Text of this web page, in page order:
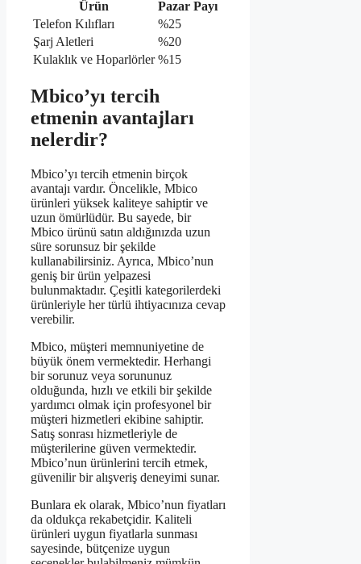
Ürün
Pazar Payı
Telefon Kılıfları
%25
Şarj Aletleri
%20
Kulaklık ve Hoparlörler %15
Mbico’yı tercih
etmenin avantajları
nelerdir?
Mbico’yı tercih etmenin birçok
avantajı vardır. Öncelikle, Mbico
ürünleri yüksek kaliteye sahiptir ve
uzun ömürlüdür. Bu sayede, bir
Mbico ürünü satın aldığınızda uzun
süre sorunsuz bir şekilde
kullanabilirsiniz. Ayrıca, Mbico’nun
geniş bir ürün yelpazesi
bulunmaktadır. Çeşitli kategorilerdeki
ürünleriyle her türlü ihtiyacınıza cevap
verebilir.
Mbico, müşteri memnuniyetine de
büyük önem vermektedir. Herhangi
bir sorunuz veya sorununuz
olduğunda, hızlı ve etkili bir şekilde
yardımcı olmak için profesyonel bir
müşteri hizmetleri ekibine sahiptir.
Satış sonrası hizmetleriyle de
müşterilerine güven vermektedir.
Mbico’nun ürünlerini tercih etmek,
güvenilir bir alışveriş deneyimi sunar.
Bunlara ek olarak, Mbico’nun fiyatları
da oldukça rekabetçidir. Kaliteli
ürünleri uygun fiyatlarla sunması
sayesinde, bütçenize uygun